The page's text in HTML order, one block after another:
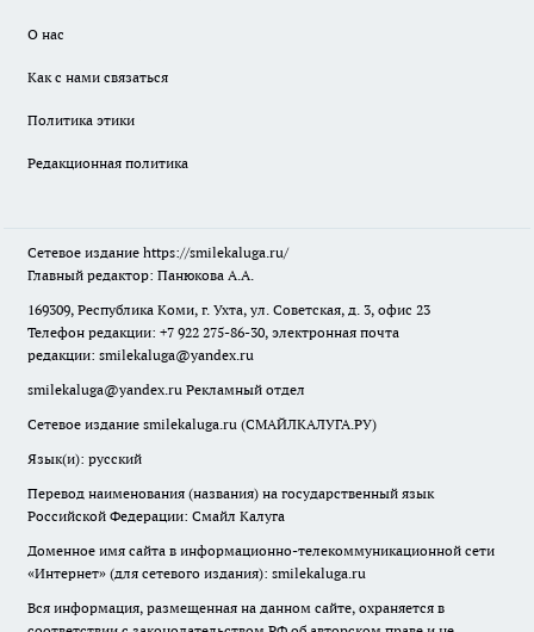
О нас
Как с нами связаться
Политика этики
Редакционная политика
Сетевое издание https://smilekaluga.ru/
Главный редактор: Панюкова А.А.
169309, Республика Коми, г. Ухта, ул. Советская, д. 3, офис 23
Телефон редакции: +7 922 275-86-30, электронная почта
редакции: smilekaluga@yandex.ru
smilekaluga@yandex.ru Рекламный отдел
Сетевое издание smilekaluga.ru (СМАЙЛКАЛУГА.РУ)
Язык(и): русский
Перевод наименования (названия) на государственный язык
Российской Федерации: Смайл Калуга
Доменное имя сайта в информационно-телекоммуникационной сети
«Интернет» (для сетевого издания): smilekaluga.ru
Вся информация, размещенная на данном сайте, охраняется в